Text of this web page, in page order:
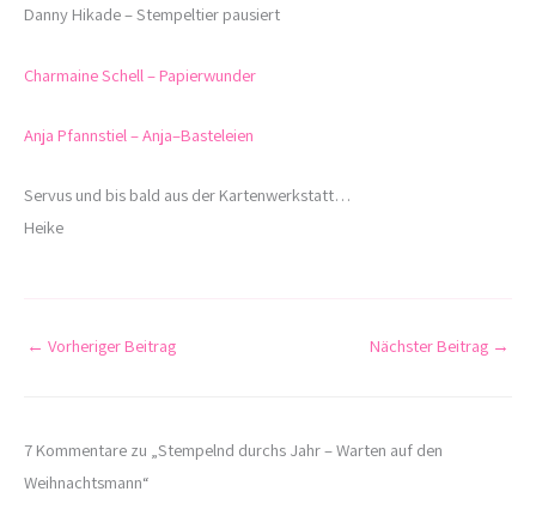
Danny Hikade–Stempeltier pausiert
Charmaine Schell – Papierwunder
Anja Pfannstiel– Anja–Basteleien
Servus und bis bald aus der Kartenwerkstatt…
Heike
← Vorheriger Beitrag Nächster Beitrag →
7 Kommentare zu „Stempelnd durchs Jahr – Warten auf den
Weihnachtsmann“